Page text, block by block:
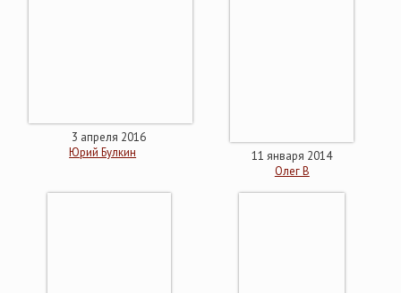
3 апреля 2016
Юрий Булкин
11 января 2014
Олег В